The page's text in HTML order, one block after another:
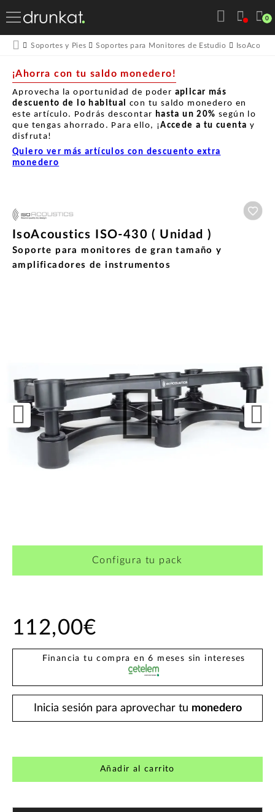
0
Soportes y Pies Soportes para Monitores de Estudio
¡Ahorra con tu saldo monedero!
Aprovecha la oportunidad de poder aplicar más
descuento de lo habitual con tu saldo monedero en
este artículo. Podrás descontar hasta un 20% según lo
que tengas ahorrado. Para ello, ¡Accede a tu cuenta y
disfruta!
Quiero ver más artículos con descuento extra
monedero
IsoAcoustics ISO-430 ( Unidad )
Soporte para monitores de gran tamaño y
amplificadores de instrumentos
Configura tu pack
112,00€
Financia tu compra en 6 meses sin intereses
Inicia sesión para aprovechar tu monedero
Añadir al carrito